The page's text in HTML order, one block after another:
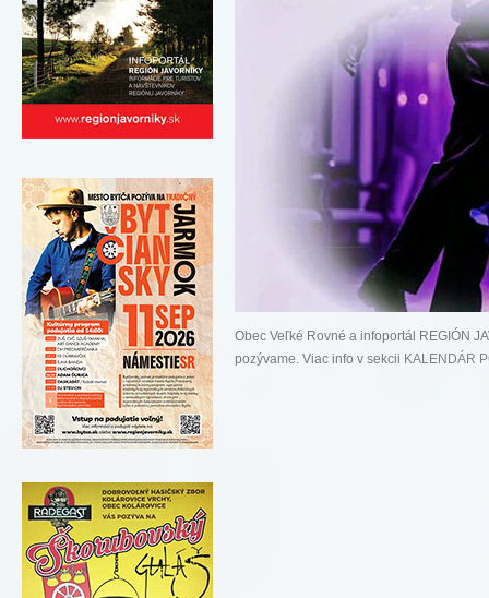
Obec Veľké Rovné a infoportál REGIÓN
pozývame. Viac info v sekcii KALENDÁR